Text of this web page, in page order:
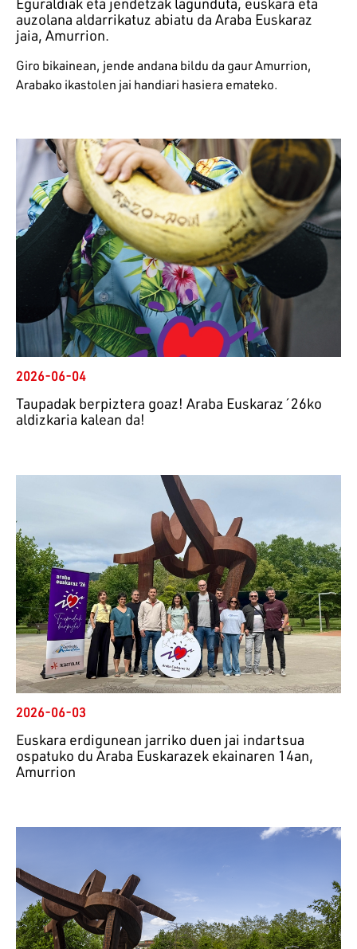
auzolana aldarrikatuz abiatu da Araba Euskaraz
jaia, Amurrion.
Giro bikainean, jende andana bildu da gaur Amurrion,
Arabako ikastolen jai handiari hasiera emateko.
2026-06-04
Taupadak berpiztera goaz! Araba Euskaraz´26ko
aldizkaria kalean da!
2026-06-03
Euskara erdigunean jarriko duen jai indartsua
ospatuko du Araba Euskarazek ekainaren 14an,
Amurrion